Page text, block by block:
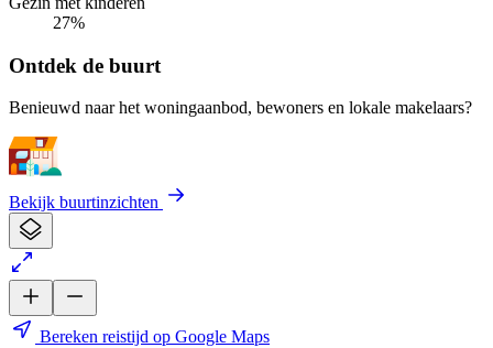
27%
Ontdek de buurt
Benieuwd naar het woningaanbod, bewoners en lokale makelaars?
Bekijk buurtinzichten
Bereken reistijd op Google Maps